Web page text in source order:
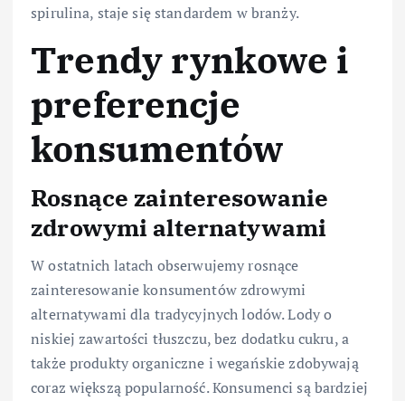
spirulina, staje się standardem w branży.
Trendy rynkowe i
preferencje
konsumentów
Rosnące zainteresowanie
zdrowymi alternatywami
W ostatnich latach obserwujemy rosnące
zainteresowanie konsumentów zdrowymi
alternatywami dla tradycyjnych lodów. Lody o
niskiej zawartości tłuszczu, bez dodatku cukru, a
także produkty organiczne i wegańskie zdobywają
coraz większą popularność. Konsumenci są bardziej